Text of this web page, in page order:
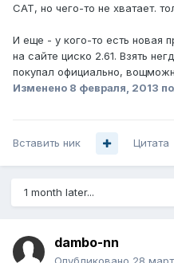
CAT, но чего-то не хватает.
И еще - у кого-то есть новая
на сайте циско 2.61. Взять
покупал официально,
Изменено 8 февраля, 2013
Вставить ник Цитата
1 month later...
dambo-nn